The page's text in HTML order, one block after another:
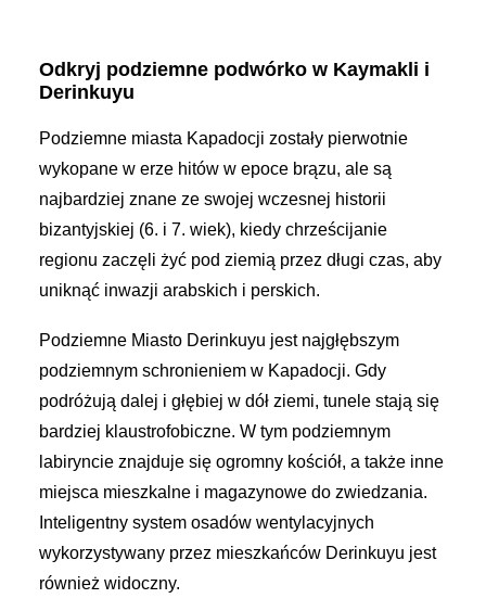
Odkryj podziemne podwórko w Kaymakli i
Derinkuyu
Podziemne miasta Kapadocji zostały pierwotnie
wykopane w erze hitów w epoce brązu, ale są
najbardziej znane ze swojej wczesnej historii
bizantyjskiej (6. i 7. wiek), kiedy chrześcijanie
regionu zaczęli żyć pod ziemią przez długi czas, aby
uniknąć inwazji arabskich i perskich.
Podziemne Miasto Derinkuyu jest najgłębszym
podziemnym schronieniem w Kapadocji. Gdy
podróżują dalej i głębiej w dół ziemi, tunele stają się
bardziej klaustrofobiczne. W tym podziemnym
labiryncie znajduje się ogromny kościół, a także inne
miejsca mieszkalne i magazynowe do zwiedzania.
Inteligentny system osadów wentylacyjnych
wykorzystywany przez mieszkańców Derinkuyu jest
również widoczny.